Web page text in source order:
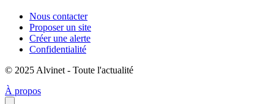
Nous contacter
Proposer un site
Créer une alerte
Confidentialité
© 2025 Alvinet - Toute l'actualité
À propos